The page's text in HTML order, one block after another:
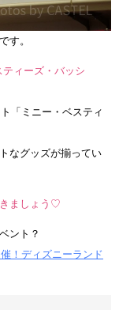
す。
ィーズ・バッシ
「ミニー・ベスティ
なグッズが揃ってい
ましょう♡
ント？
！ディズニーランド